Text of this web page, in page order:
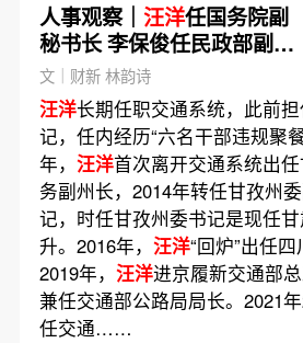
人事观察｜ 汪洋任国务院副
秘书长 李保俊任民政部副部
长
文｜财新 林韵诗
汪洋长期任职交通系统，此前
记，任内经历“六名干部违规
年， 汪洋首次离开交通系统出
务副州长，2014年转任甘孜州
记，时任甘孜州委书记是现任
升。2016年， 汪洋“回炉”出任四
2019年， 汪洋进京履新交通部
兼任交通部公路局局长。2021年
任交通……